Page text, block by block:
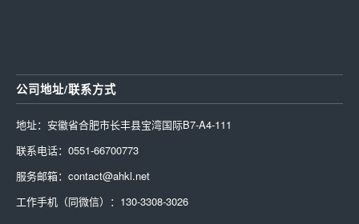
公司地址/联系方式
地址：安徽省合肥市长丰县宝湾国际B7-A4-111
联系电话：0551-66700773
服务邮箱：contact@ahkl.net
工作手机（同微信）：130-3308-3026